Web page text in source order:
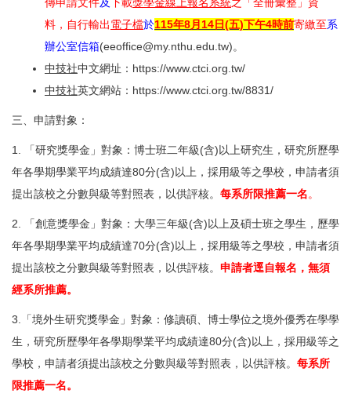
料，自行輸出電子檔於115年8月14日(五)下午4時前寄繳至系
辦公室信箱(eeoffice@my.nthu.edu.tw)。
中技社中文網址： https://www.ctci.org.tw/
中技社英文網站： https://www.ctci.org.tw/8831/
三、申請對象：
1. 「研究獎學金」對象：博士班二年級(含)以上研究生，研究所歷學
年各學期學業平均成績達80分(含)以上，採用級等之學校，申請者須
提出該校之分數與級等對照表，以供評核。 每系所限推薦一名。
2. 「創意獎學金」對象：大學三年級(含)以上及碩士班之學生，歷學
年各學期學業平均成績達70分(含)以上，採用級等之學校，申請者須
提出該校之分數與級等對照表，以供評核。 申請者逕自報名，無須
經系所推薦。
3.「境外生研究獎學金」對象：修讀碩、博士學位之境外優秀在學學
生，研究所歷學年各學期學業平均成績達80分(含)以上，採用級等之
學校，申請者須提出該校之分數與級等對照表，以供評核。 每系所
限推薦一名。